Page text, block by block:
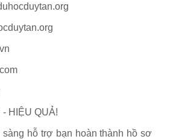
HIỆU QUẢ!
hỗ trợ bạn hoàn thành hồ sơ